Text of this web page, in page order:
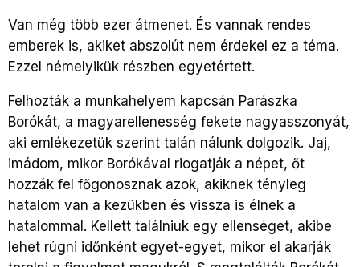
Van még több ezer átmenet. És vannak rendes
emberek is, akiket abszolút nem érdekel ez a téma.
Ezzel némelyikük részben egyetértett.
Felhozták a munkahelyem kapcsán Parászka
Borókát, a magyarellenesség fekete nagyasszonyát,
aki emlékezetük szerint talán nálunk dolgozik. Jaj,
imádom, mikor Borókával riogatják a népet, őt
hozzák fel főgonosznak azok, akiknek tényleg
hatalom van a kezükben és vissza is élnek a
hatalommal. Kellett találniuk egy ellenséget, akibe
lehet rúgni időnként egyet-egyet, mikor el akarják